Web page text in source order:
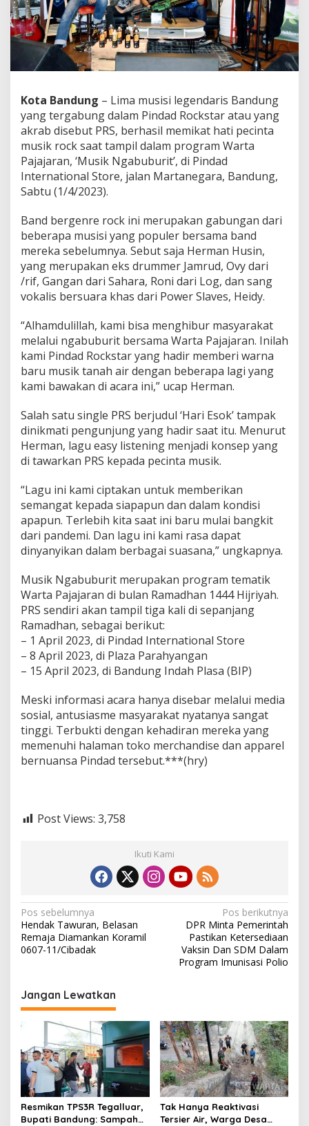
s
a
m
a
P
a
d
R
o
k
s
C
e
k
T
a
n
g
a
l
n
y
a
i
s
i
n
i
Kota Bandung – Lima musisi legendaris Bandung
yang tergabung dalam Pindad Rockstar atau yang
akrab disebut PRS, berhasil memikat hati pecinta
musik rock saat tampil dalam program Warta
Pajajaran, ‘Musik Ngabuburit’, di Pindad
International Store, jalan Martanegara, Bandung,
Sabtu (1/4/2023).
Band bergenre rock ini merupakan gabungan dari
beberapa musisi yang populer bersama band
mereka sebelumnya. Sebut saja Herman Husin,
yang merupakan eks drummer Jamrud, Ovy dari
/rif, Gangan dari Sahara, Roni dari Log, dan sang
vokalis bersuara khas dari Power Slaves, Heidy.
“Alhamdulillah, kami bisa menghibur masyarakat
melalui ngabuburit bersama Warta Pajajaran. Inilah
kami Pindad Rockstar yang hadir memberi warna
baru musik tanah air dengan beberapa lagi yang
kami bawakan di acara ini,” ucap Herman.
Salah satu single PRS berjudul ‘Hari Esok’ tampak
dinikmati pengunjung yang hadir saat itu. Menurut
Herman, lagu easy listening menjadi konsep yang
di tawarkan PRS kepada pecinta musik.
“Lagu ini kami ciptakan untuk memberikan
semangat kepada siapapun dan dalam kondisi
apapun. Terlebih kita saat ini baru mulai bangkit
dari pandemi. Dan lagu ini kami rasa dapat
dinyanyikan dalam berbagai suasana,” ungkapnya.
Musik Ngabuburit merupakan program tematik
Warta Pajajaran di bulan Ramadhan 1444 Hijriyah.
PRS sendiri akan tampil tiga kali di sepanjang
Ramadhan, sebagai berikut:
– 1 April 2023, di Pindad International Store
– 8 April 2023, di Plaza Parahyangan
– 15 April 2023, di Bandung Indah Plasa (BIP)
Meski informasi acara hanya disebar melalui media
sosial, antusiasme masyarakat nyatanya sangat
tinggi. Terbukti dengan kehadiran mereka yang
memenuhi halaman toko merchandise dan apparel
bernuansa Pindad tersebut.***(hry)
Post Views: 3,758
Ikuti Kami
N
a
v
g
a
s
i
p
o
s
Pos sebelumnya
Hendak Tawuran, Belasan
Remaja Diamankan Koramil
0607-11/Cibadak
Pos berikutnya
DPR Minta Pemerintah
Pastikan Ketersediaan
Vaksin Dan SDM Dalam
Program Imunisasi Polio
Jangan Lewatkan
Resmikan TPS3R Tegalluar,
Bupati Bandung: Sampah
Tak Hanya Reaktivasi
Tersier Air, Warga Desa